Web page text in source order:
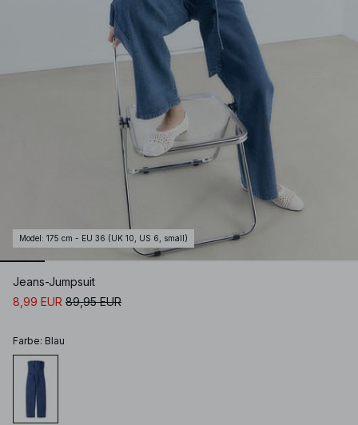
Model : 175 cm - EU 36 (UK 10, US 6, small)
Jeans-Jumpsuit
8,99 EUR 89,95 EUR
Farbe: Blau